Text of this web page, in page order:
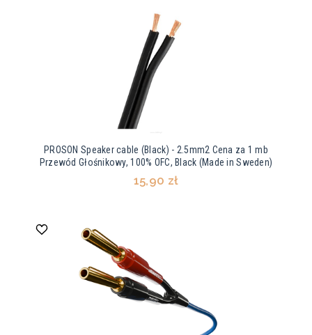
PROSON Speaker cable (Black) - 2.5mm2 Cena za 1 mb
Przewód Głośnikowy, 100% OFC, Black (Made in Sweden)
15,90 zł